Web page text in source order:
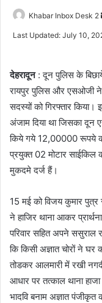
Khabar Inbox Desk 2
Last Updated: July 10,
देहरादून: दून पुलिस के
रायपुर पुलिस और एसओजी
सदस्यों को गिरफ्तार किया।
अंजाम दिया था जिसका दून‌
किये गये 12,00000 रूपये
प्रयुक्त 02 मोटार साईकिल
मुकदमे दर्ज हैं।
15 मई को विजय कुमार पुत्र
ने हाजिर थाना आकर
परिवार सहित अपने ससुराल
कि किसी अज्ञात चोरों ने
तोडकर आलमारी में रखी
आधार पर तत्काल थाना
भादवि बनाम अज्ञात पंजीकृत